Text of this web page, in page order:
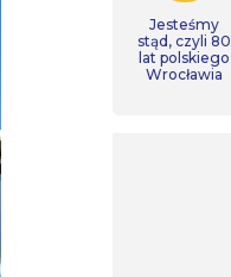
Jesteśmy
stąd, czyli 80
lat polskiego
Wrocławia